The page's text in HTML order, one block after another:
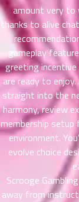
amount very to
thanks to alive
gameplay
greeting
are ready to
straight into the
harmony, review
membership
environment.
evolve choice
Scrooge
away from
26
ตอน
ที่
27
ตอน
ที่
28
ตอน
ที่
ตอน
ที่